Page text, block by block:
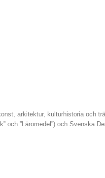
arkitektur, kulturhistoria och
och ”Läromedel”) och Svenska